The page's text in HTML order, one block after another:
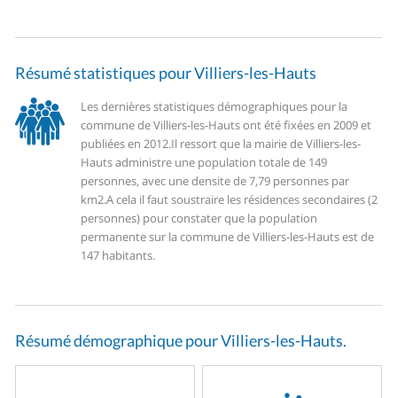
Résumé statistiques pour Villiers-les-Hauts
Les dernières statistiques démographiques pour la
commune de Villiers-les-Hauts ont été fixées en 2009 et
publiées en 2012.Il ressort que la mairie de Villiers-les-
Hauts administre une population totale de 149
personnes, avec une densite de 7,79 personnes par
km2.A cela il faut soustraire les résidences secondaires (2
personnes) pour constater que la population
permanente sur la commune de Villiers-les-Hauts est de
147 habitants.
Résumé démographique pour Villiers-les-Hauts.